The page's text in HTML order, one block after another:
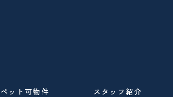
ペット可物件
スタッフ紹介